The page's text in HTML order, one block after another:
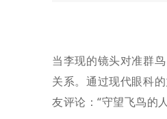
当李现的镜头对准群
关系。通过现代眼科
友评论：“守望飞鸟的